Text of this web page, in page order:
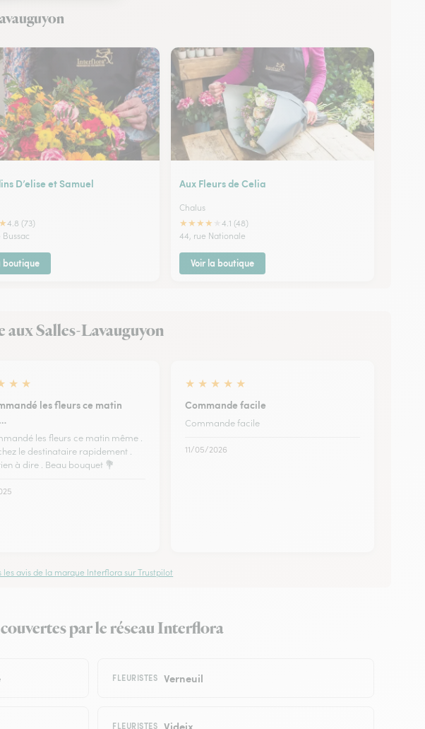
D’elise et Samuel
★4.8 (73)
Bussac
boutique
Aux Fleurs de Celia
Chalus
★★★★
4.1 (48)
44, rue Nationale
Voir la boutique
Salles-Lavauguyon
★ ★
les fleurs ce matin
les fleurs ce matin même .
le destinataire rapidement .
à dire . Beau bouquet 💐
★ ★ ★ ★ ★
Commande facile
Commande facile
11/05/2026
les avis de la marque Interflora sur Trustpilot
par le réseau Interflora
FLEURISTES Verneuil
FLEURISTES Videix